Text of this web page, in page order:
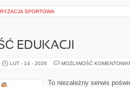
SPORTOWA
EDUKACJI
LUT - 14 - 2026 MOŻLIWOŚĆ
To niezależny serwis